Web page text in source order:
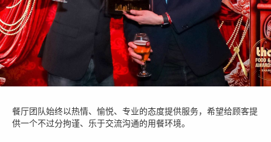
餐厅团队始终以热情、愉悦、专业的态度提供服务，希望给顾客提
供一个不过分拘谨、乐于交流沟通的用餐环境。